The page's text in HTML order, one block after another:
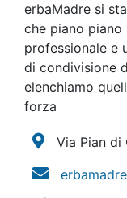
erbaMadre si
che piano
professionale e
di condivisione
elenchiamo
forza
Via Pian di